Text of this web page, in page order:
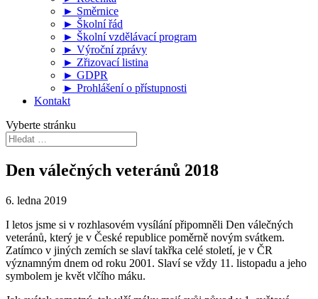
► Směrnice
► Školní řád
► Školní vzdělávací program
► Výroční zprávy
► Zřizovací listina
► GDPR
► Prohlášení o přístupnosti
Kontakt
Vyberte stránku
Den válečných veteránů 2018
6. ledna 2019
I letos jsme si v rozhlasovém vysílání připomněli Den válečných
veteránů, který je v České republice poměrně novým svátkem.
Zatímco v jiných zemích se slaví takřka celé století, je v ČR
významným dnem od roku 2001. Slaví se vždy 11. listopadu a jeho
symbolem je květ vlčího máku.